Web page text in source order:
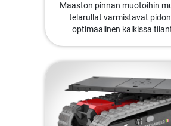
Maaston pinnan muotoihin
telarullat varmistavat
optimaalinen kaikissa